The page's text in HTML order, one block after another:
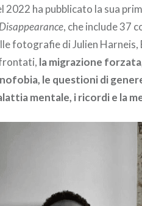
2022 ha pubblicato la sua
, che include 37
fotografie di Julien
la migrazione
le questioni di
mentale, i ricordi e la